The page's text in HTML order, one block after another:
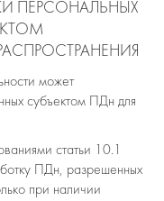
ПЕРСОНАЛЬНЫХ
может
субъектом ПДн для
статьи 10.1
ПДн, разрешенных
при наличии